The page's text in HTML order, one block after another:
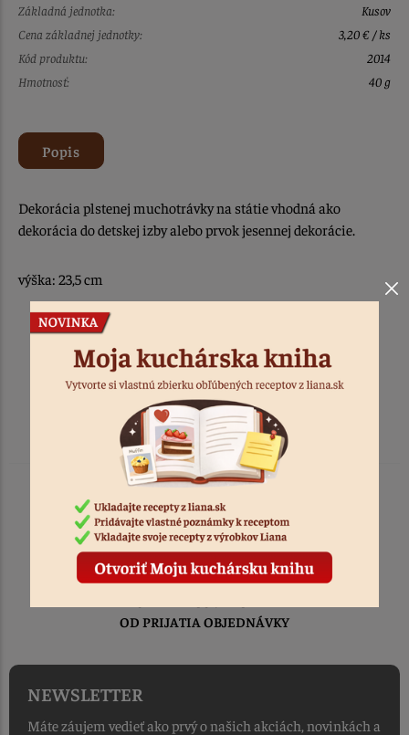
Základná jednotka:
Kusov
Cena základnej jednotky:
3,20 € / ks
Kód produktu:
2014
Hmotnosť:
40 g
Popis
Dekorácia plstenej muchotrávky na státie vhodná ako
dekorácia do detskej izby alebo prvok jesennej dekorácie.
výška: 23,5 cm
TOVAR ODOSIELAME
OD PRIJATIA OBJEDNÁVKY
NEWSLETTER
Máte záujem vedieť ako prvý o našich akciách, novinkách a